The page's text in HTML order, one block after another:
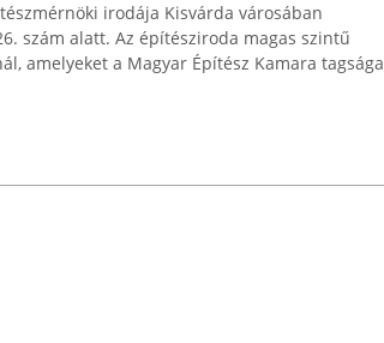
irodája Kisvárda városában
szám alatt. Az építésziroda magas szintű
amelyeket a Magyar Építész Kamara tagsága